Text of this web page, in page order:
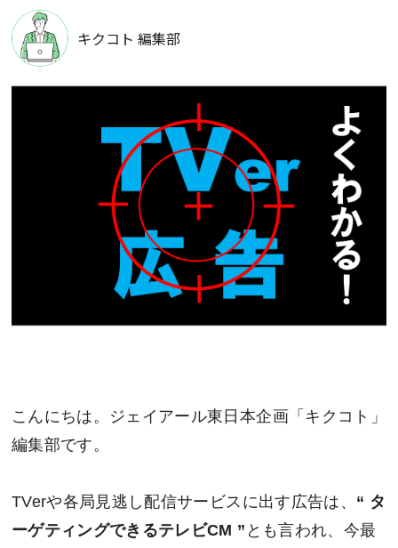
キクコト 編集部
こんにちは。ジェイアール東日本企画「キクコト」
編集部です。
TVerや各局見逃し配信サービスに出す広告は、 “ タ
ーゲティングできるテレビCM ” とも言われ、今最